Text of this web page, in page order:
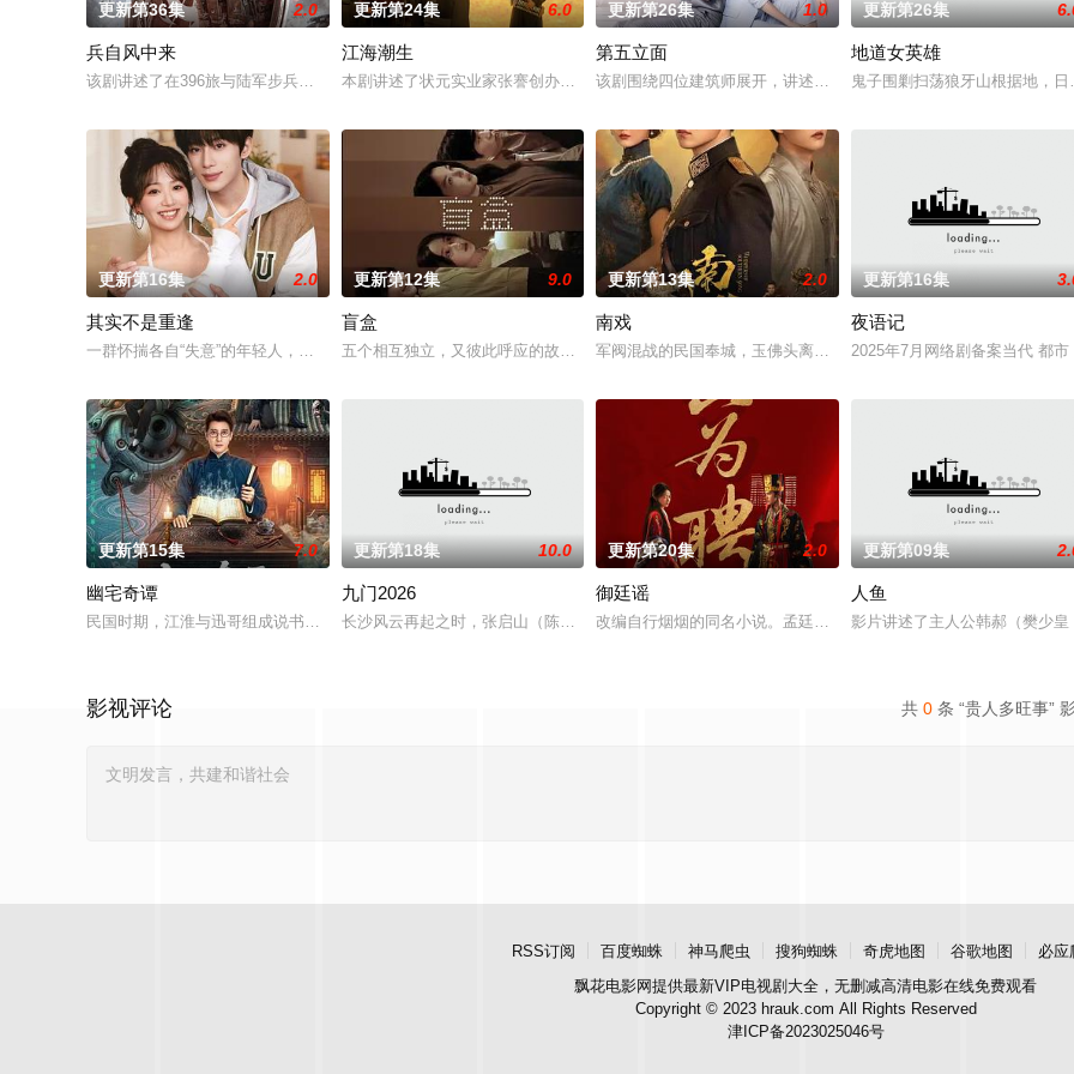
更新第36集 2.0
兵自风中来
该剧讲述了在396旅与陆军步兵学院联合举办的小型军事演习中，郭子剑因不满演习流于形式，假传指令要求真打实抗，虽引
更新第24集 6.0
江海潮生
本剧讲述了状元实业家张謇创办大生企业，实业报国的故事。甲午战争后，国家蒙羞，张謇虽高中状元，却
更新第26集 1.0
第五立面
该剧围绕四位建筑师展开，讲述了他们在中意合作项目中面对专业挑
更新第26集
地道女英雄
鬼子围剿扫荡狼牙山根据地，
更新第16集 2.0
其实不是重逢
一群怀揣各自“失意”的年轻人，在沿海小城南安相遇相知，他们决心各展所长创办旅行社。他们以当地的特色人文与美食为引
更新第12集 9.0
盲盒
五个相互独立，又彼此呼应的故事——用一场精心策划的“夏令营”完成复仇的受害者；临终前与遗憾和解的“
更新第13集 2.0
南戏
军阀混战的民国奉城，玉佛头离奇失窃，戏班主横尸戏台，将冷血少
更新第16集
夜语记
2025年7月网络剧备案当代 都市
更新第15集 7.0
幽宅奇谭
民国时期，江淮与迅哥组成说书班子，偶遇“白天人住屋，晚上鬼占房”的阴阳宅，江淮被掳走配“阴婚”。他与女探长穆英搭
更新第18集 10.0
九门2026
长沙风云再起之时，张启山（陈伟霆 饰）与吴老狗（曾舜晞 饰）强强联手，携手霍仙姑（陈瑶 饰）与九门
更新第20集 2.0
御廷谣
改编自行烟烟的同名小说。孟廷辉，大平王朝有史以来个以女子进士
更新第09集
人鱼
影片讲述了主人公韩郝（樊少
共 0 条 “贵人多旺事”
影视评论
RSS订阅 百度蜘蛛 神马爬虫 搜狗蜘蛛 奇虎地图 谷歌地图
必应
飘花电影网提供最新VIP电视剧大全，无删减高清电影在线免费观看
Copyright © 2023 hrauk.com All Rights Reserved
津ICP备2023025046号